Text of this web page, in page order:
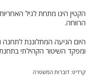
הקטין הינו מתחת לגיל
הרווחה.
היום הגיעה המתלוננת
ומפקד השיטור הקהילתי בתחנת
קרדיט: דוברות המשטרה